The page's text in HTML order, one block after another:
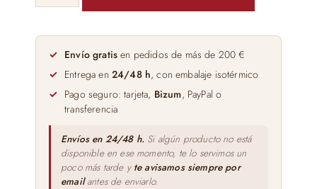
Aimar
600gr
cantidad
Envío gratis en pedidos de más de 200 €
Entrega en 24/48 h, con embalaje isotérmico
Pago seguro: tarjeta, Bizum, PayPal o
transferencia
Envíos en 24/48 h. Si algún producto no está
disponible en ese momento, te lo servimos un
poco más tarde y te avisamos siempre por
emailantes de enviarlo.